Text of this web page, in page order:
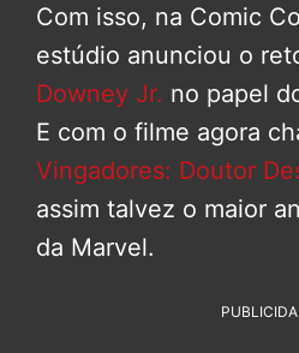
Com isso, na Comic
estúdio anunciou o
Downey Jr. no papel
E com o filme agora
Vingadores: Doutor
assim talvez o maior
da Marvel.